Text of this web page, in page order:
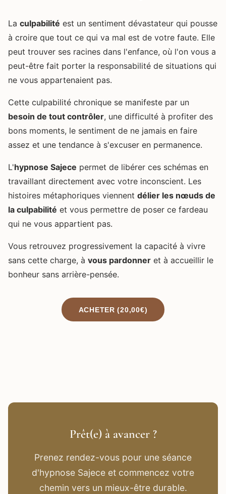
La culpabilité est un sentiment dévastateur qui pousse
à croire que tout ce qui va mal est de votre faute. Elle
peut trouver ses racines dans l'enfance, où l'on vous a
peut-être fait porter la responsabilité de situations qui
ne vous appartenaient pas.
Cette culpabilité chronique se manifeste par un
besoin de tout contrôler, une difficulté à profiter des
bons moments, le sentiment de ne jamais en faire
assez et une tendance à s'excuser en permanence.
L'hypnose Sajece permet de libérer ces schémas en
travaillant directement avec votre inconscient. Les
histoires métaphoriques viennent délier les nœuds de
la culpabilité et vous permettre de poser ce fardeau
qui ne vous appartient pas.
Vous retrouvez progressivement la capacité à vivre
sans cette charge, à vous pardonner et à accueillir le
bonheur sans arrière-pensée.
ACHETER (20,00€)
Prêt(e) à avancer ?
Prenez rendez-vous pour une séance
d'hypnose Sajece et commencez votre
chemin vers un mieux-être durable.